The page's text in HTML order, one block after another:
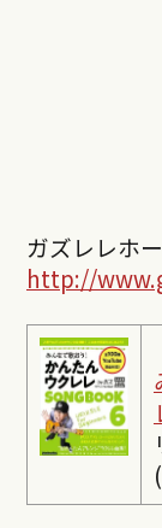
ガズレレホ
http://